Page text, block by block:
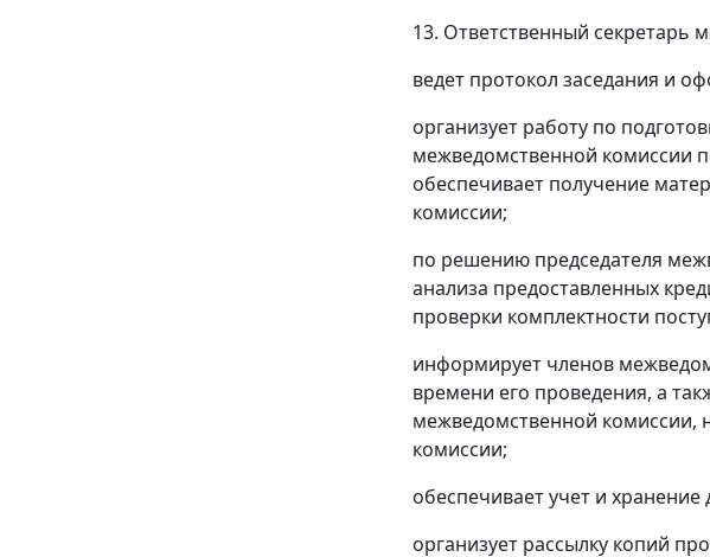
13. Ответственный секретарь
ведет протокол заседания и
организует работу по
межведомственной комиссии
обеспечивает получение
комиссии;
по решению председателя
анализа предоставленных
проверки комплектности
информирует членов
времени его проведения, а
межведомственной комиссии,
комиссии;
обеспечивает учет и
организует рассылку копий